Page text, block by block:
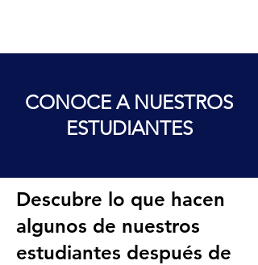
CONOCE A NUESTROS
ESTUDIANTES
Descubre lo que hacen
algunos de nuestros
estudiantes después de